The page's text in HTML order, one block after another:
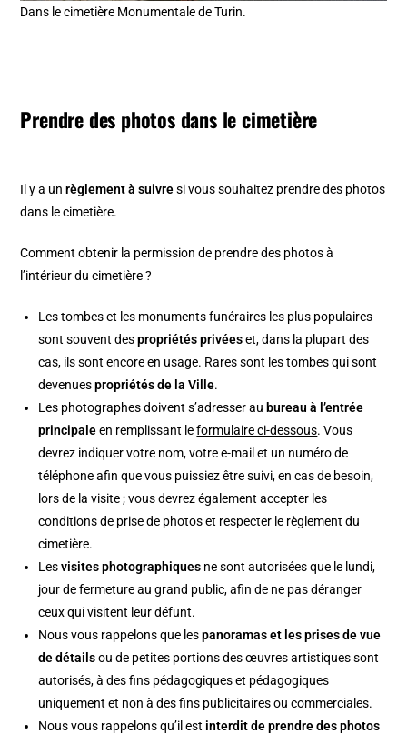
Dans le cimetière Monumentale de Turin.
Prendre des photos dans le cimetière
Il y a unrèglement à suivresi vous souhaitez prendre des photos
dans le cimetière.
Comment obtenir la permission de prendre des photos à
l’intérieur du cimetière ?
Les tombes et les monuments funéraires les plus populaires
sont souvent despropriétés privéeset, dans la plupart des
cas, ils sont encore en usage. Rares sont les tombes qui sont
devenuespropriétés de la Ville.
Les photographes doivent s’adresser au bureau à l’entrée
principaleen remplissant leformulaire ci-dessous. Vous
devrez indiquer votre nom, votre e-mail et un numéro de
téléphone afin que vous puissiez être suivi, en cas de besoin,
lors de la visite ; vous devrez également accepter les
conditions de prise de photos et respecter le règlement du
cimetière.
Lesvisites photographiques ne sont autorisées que le lundi,
jour de fermeture au grand public, afin de ne pas déranger
ceux qui visitent leur défunt.
Nous vous rappelons que lespanoramas et les prises de vue
de détailsou de petites portions des œuvres artistiques sont
autorisés, à des fins pédagogiques et pédagogiques
uniquement et non à des fins publicitaires ou commerciales.
Nous vous rappelons qu’il est interdit de prendre des photos